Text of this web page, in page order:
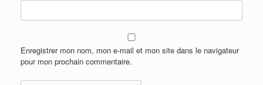
Enregistrer mon nom, mon e-mail et mon site dans le navigateur
pour mon prochain commentaire.